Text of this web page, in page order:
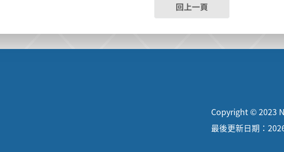
回上一頁
Copyright © 2023
最後更新日期：